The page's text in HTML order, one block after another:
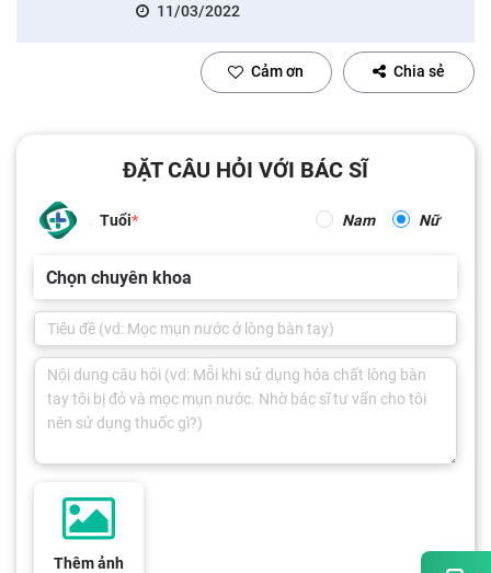
11/03/2022
Cảm ơn Chia sẻ
ĐẶT CÂU HỎI VỚI BÁC SĨ
Tuổi Nam Nữ
Chọn chuyên khoa
Thêm ảnh